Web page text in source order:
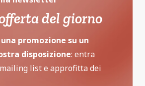
del giorno
promozione su un
disposizione: entra
list e approfitta dei